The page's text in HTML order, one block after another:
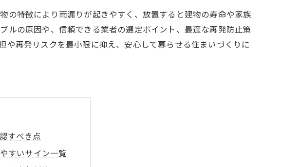
の特徴により雨漏りが起きやすく、放置すると建物の寿命や家族
の原因や、信頼できる業者の選定ポイント、最適な再発防止策
再発リスクを最小限に抑え、安心して暮らせる住まいづくりに
すべき点
すいサイン一覧